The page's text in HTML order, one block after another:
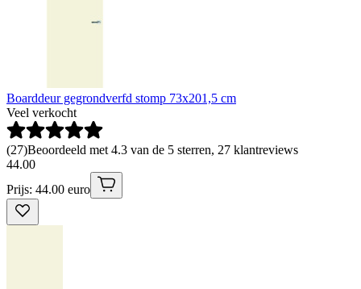
Boarddeur gegrondverfd stomp 73x201,5 cm
Veel verkocht
(27)Beoordeeld met 4.3 van de 5 sterren, 27 klantreviews
44.00
Prijs: 44.00 euro